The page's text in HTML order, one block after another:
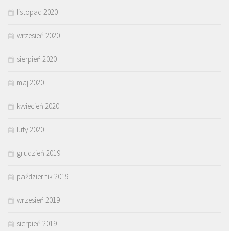
listopad 2020
wrzesień 2020
sierpień 2020
maj 2020
kwiecień 2020
luty 2020
grudzień 2019
październik 2019
wrzesień 2019
sierpień 2019